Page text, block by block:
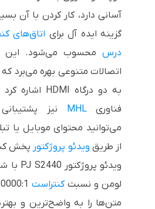
آسانی دارد، کار کردن با آن
گزینه ایده آل برای اتاق‌های
درسمحسوب می‌شود. این
اتصالات متنوعی بهره می‌برد
به دو درگاه HDMI اشاره
فناوریMHL نیز
می‌توانید محتوای موبایل یا
از طریق ویدئو پروژکتور پخش
ویدئو پروژکتورPJ S2440
لومن و نسبتکنتراست
متن‌ها را به واضح‌ترین و